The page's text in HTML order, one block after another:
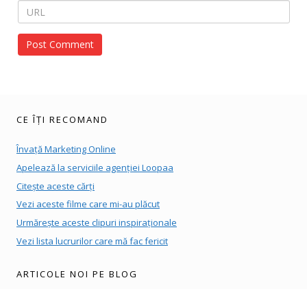
CE ÎȚI RECOMAND
Învață Marketing Online
Apelează la serviciile agenției Loopaa
Citește aceste cărți
Vezi aceste filme care mi-au plăcut
Urmărește aceste clipuri inspiraționale
Vezi lista lucrurilor care mă fac fericit
ARTICOLE NOI PE BLOG